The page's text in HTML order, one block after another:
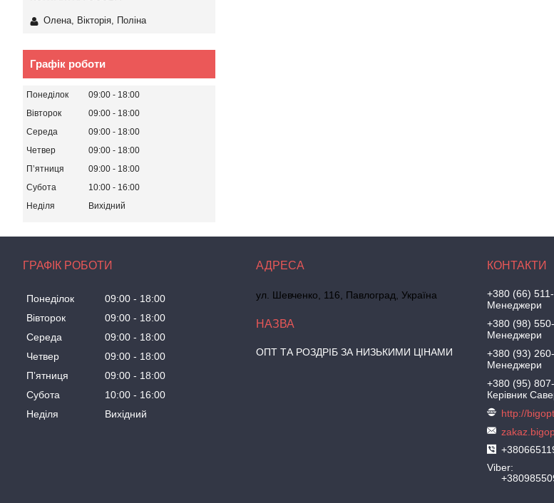
Олена, Вікторія, Поліна
Графік роботи
Понеділок 09:00
18:00
Вівторок
09:00
18:00
Середа
09:00
18:00
Четвер
09:00
18:00
Пʼятниця
09:00
18:00
Субота
10:00
16:00
Неділя
Вихідний
ГРАФІК РОБОТИ
Понеділок 09:00
18:00
Вівторок
09:00
18:00
Середа
09:00
18:00
Четвер
09:00
18:00
Пʼятниця
09:00
18:00
Субота
10:00
16:00
Неділя
Вихідний
ул. Шевченко, 116, Павлоград, Україна
ОПТ ТА РОЗДРІБ ЗА НИЗЬКИМИ ЦІНАМИ
+380 (66)
Менеджери
+380 (98)
Менеджери
+380 (93)
Менеджери
+380 (95)
Керівник
http://
Viber